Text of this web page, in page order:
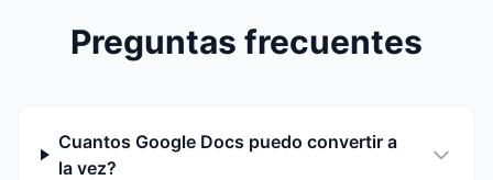
Preguntas frecuentes
Cuantos Google Docs puedo convertir a
la vez?